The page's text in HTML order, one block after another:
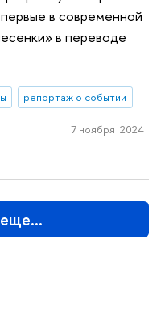
в современной
в переводе
репортаж о событии
7 ноября 2024
еще…